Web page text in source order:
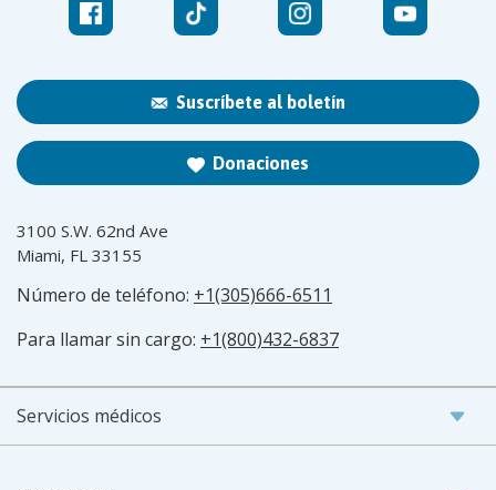
Suscríbete al boletín
Donaciones
3100 S.W. 62nd Ave
Miami, FL 33155
Número de teléfono: +1(305)666-6511
Para llamar sin cargo: +1(800)432-6837
Servicios médicos